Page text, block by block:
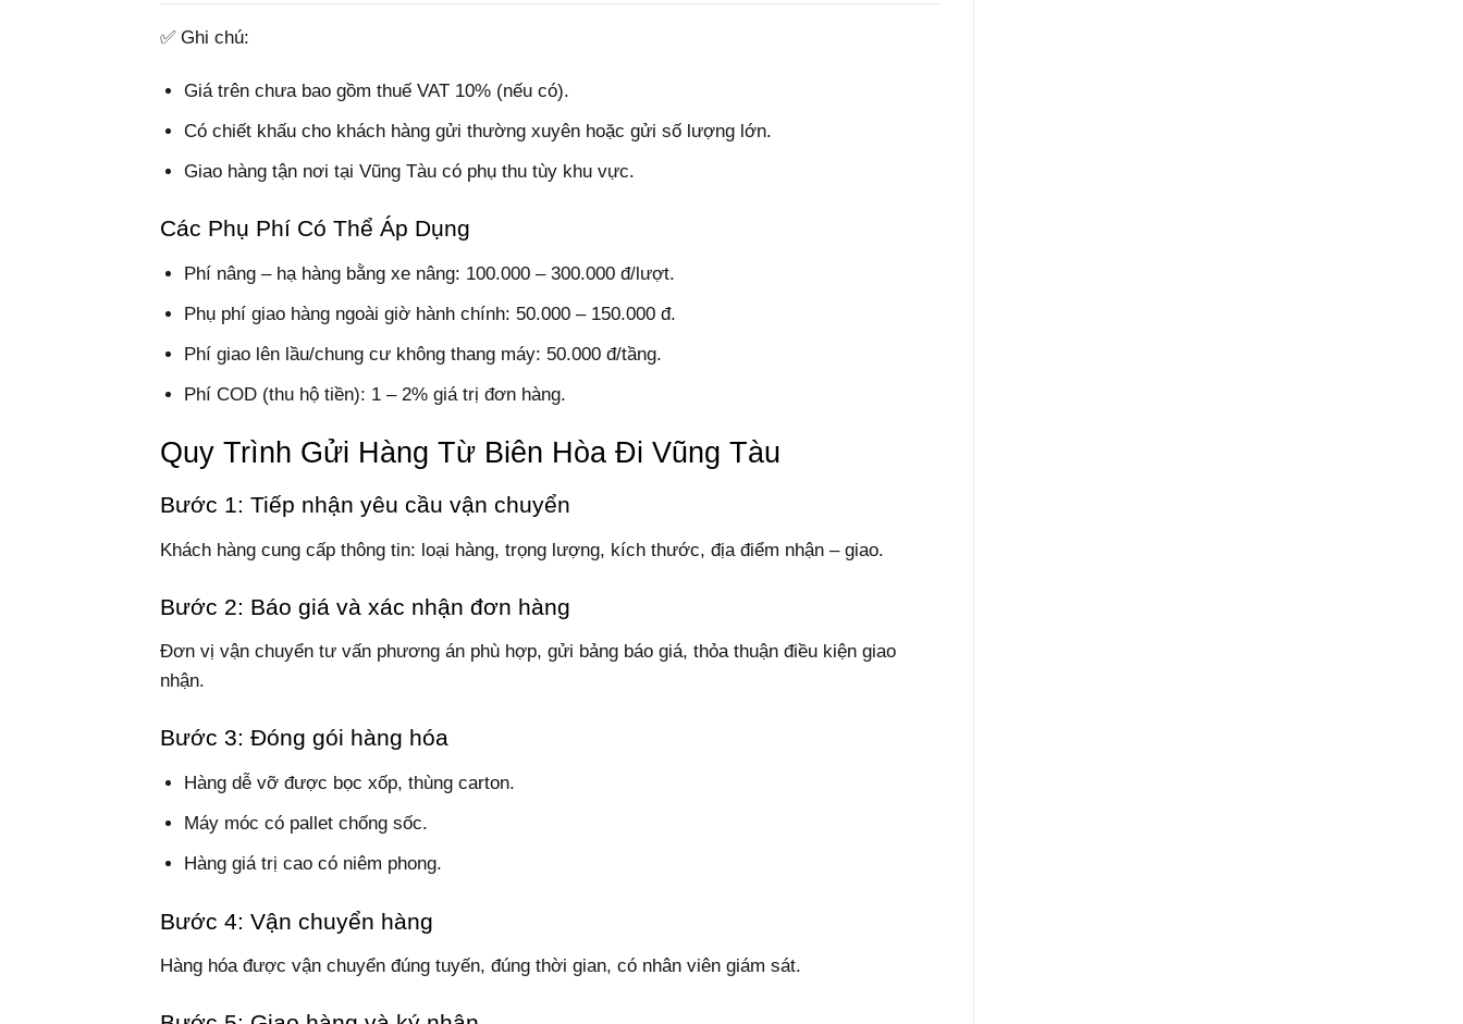
✅ Ghi chú:
Giá trên chưa bao gồm thuế VAT 10% (nếu có).
Có chiết khấu cho khách hàng gửi thường xuyên hoặc gửi số lượng lớn.
Giao hàng tận nơi tại Vũng Tàu có phụ thu tùy khu vực.
Các Phụ Phí Có Thể Áp Dụng
Phí nâng – hạ hàng bằng xe nâng: 100.000 – 300.000 đ/lượt.
Phụ phí giao hàng ngoài giờ hành chính: 50.000 – 150.000 đ.
Phí giao lên lầu/chung cư không thang máy: 50.000 đ/tầng.
Phí COD (thu hộ tiền): 1 – 2% giá trị đơn hàng.
Quy Trình Gửi Hàng Từ Biên Hòa Đi Vũng Tàu
Bước 1: Tiếp nhận yêu cầu vận chuyển
Khách hàng cung cấp thông tin: loại hàng, trọng lượng, kích thước, địa điểm nhận – giao.
Bước 2: Báo giá và xác nhận đơn hàng
Đơn vị vận chuyển tư vấn phương án phù hợp, gửi bảng báo giá, thỏa thuận điều kiện giao
nhận.
Bước 3: Đóng gói hàng hóa
Hàng dễ vỡ được bọc xốp, thùng carton.
Máy móc có pallet chống sốc.
Hàng giá trị cao có niêm phong.
Bước 4: Vận chuyển hàng
Hàng hóa được vận chuyển đúng tuyến, đúng thời gian, có nhân viên giám sát.